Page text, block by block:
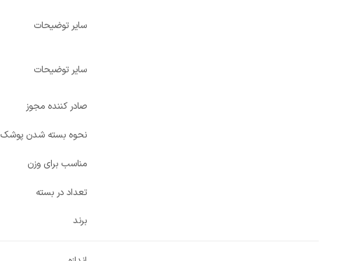
سایر توضیحات
سایر توضیحات
صادر کننده مجوز
نحوه بسته شدن پوشک
مناسب برای وزن
تعداد در بسته
برند